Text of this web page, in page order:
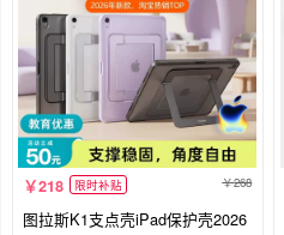
218 限时补贴 268
图拉斯K1支点壳iPad保护壳2026